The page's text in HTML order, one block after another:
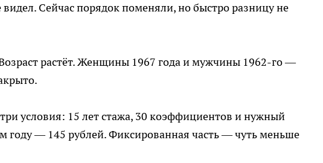
Сейчас порядок поменяли, но быстро разницу не
растёт. Женщины 1967 года и мужчины 1962-го —
условия: 15 лет стажа, 30 коэффициентов и нужный
году — 145 рублей. Фиксированная часть — чуть меньше